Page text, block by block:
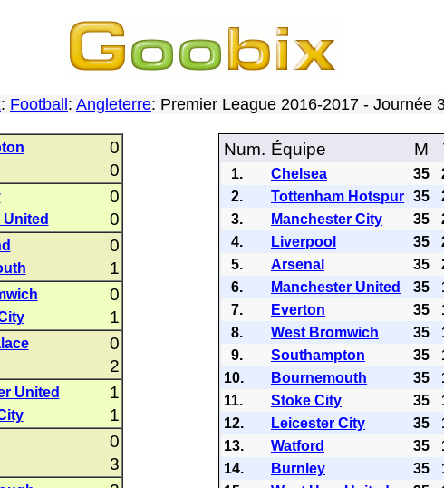
: Football : Angleterre: Premier League 2016-2017 - Journée
0
0
0
United 0
0
1
0
1
0
2
United 1
1
0
3
Num. Équipe M
1. Chelsea 35
2.
Tottenham Hotspur 35
3.
Manchester City 35
4.
Liverpool 35
5.
Arsenal 35
6.
Manchester United 35
7.
Everton 35
8.
West Bromwich 35
9.
Southampton 35
10.
Bournemouth 35
11.
Stoke City 35
12.
Leicester City 35
13.
Watford 35
14.
Burnley 35